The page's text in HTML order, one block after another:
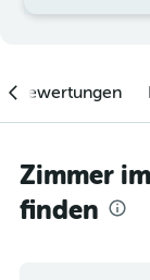
Zimmer
finden